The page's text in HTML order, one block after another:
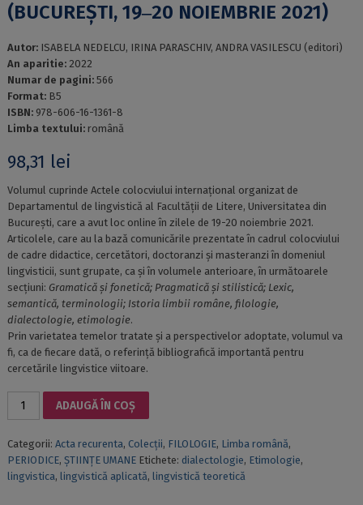
(BUCUREȘTI, 19‒20 NOIEMBRIE 2021)
Autor: ISABELA NEDELCU, IRINA PARASCHIV, ANDRA VASILESCU (editori)
An aparitie: 2022
Numar de pagini: 566
Format: B5
ISBN: 978-606-16-1361-8
Limba textului: română
98,31 lei
Volumul cuprinde Actele colocviului internațional organizat de
Departamentul de lingvistică al Facultății de Litere, Universitatea din
București, care a avut loc online în zilele de 19-20 noiembrie 2021.
Articolele, care au la bază comunicările prezentate în cadrul colocviului
de cadre didactice, cercetători, doctoranzi și masteranzi în domeniul
lingvisticii, sunt grupate, ca și în volumele anterioare, în următoarele
secțiuni: Gramatică și fonetică; Pragmatică și stilistică; Lexic,
semantică, terminologii; Istoria limbii române, filologie,
dialectologie, etimologie.
Prin varietatea temelor tratate și a perspectivelor adoptate, volumul va
fi, ca de fiecare dată, o referință bibliografică importantă pentru
cercetările lingvistice viitoare.
Cantitate
ÎN
LINGVISTICA
TEORETICĂ
ADAUGĂ ÎN COȘ
Categorii: Acta recurenta, Colecții, FILOLOGIE, Limba română,
PERIODICE, ȘTIINȚE UMANE Etichete: dialectologie, Etimologie,
lingvistica, lingvistică aplicată, lingvistică teoretică